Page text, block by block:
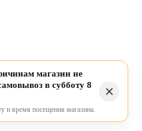
магазин не
в субботу 8
и время посещения магазина.